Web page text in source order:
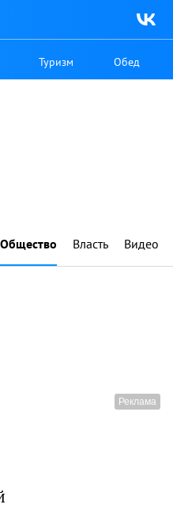
Туризм Обед
Общество Власть Видео